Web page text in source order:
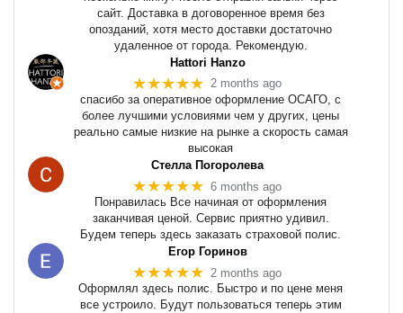
сайт. Доставка в договоренное время без
опозданий, хотя место доставки достаточно
удаленное от города. Рекомендую.
Hattori Hanzo
★★★★★ 2 months ago
спасибо за оперативное оформление ОСАГО, с
более лучшими условиями чем у других, цены
реально самые низкие на рынке а скорость самая
высокая
Стелла Погоролева
★★★★★ 6 months ago
Понравилась Все начиная от оформления
заканчивая ценой. Сервис приятно удивил.
Будем теперь здесь заказать страховой полис.
Егор Горинов
★★★★★ 2 months ago
Оформлял здесь полис. Быстро и по цене меня
все устроило. Будут пользоваться теперь этим